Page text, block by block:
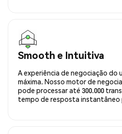
Smooth e Intuitiva
A experiência de negociação do
máxima. Nosso motor de
pode processar até 300.000
tempo de resposta instantâneo